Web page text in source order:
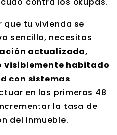
que tu vivienda se
sencillo, necesitas
actualizada,
visiblemente habitado
con sistemas
en las primeras 48
la tasa de
del inmueble.